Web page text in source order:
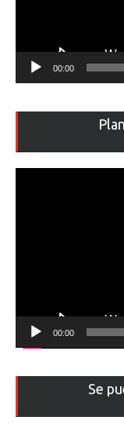
00:00
00:00
Se